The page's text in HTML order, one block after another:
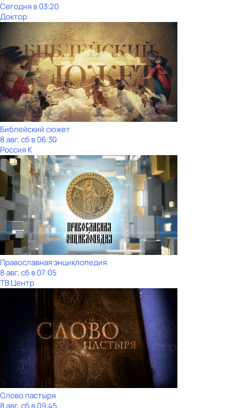
Сегодня в 03:20
Доктор
Библейский сюжет
8 авг, сб в 06:30
Россия К
Православная энциклопедия
8 авг, сб в 07:05
ТВ Центр
Слово пастыря
8 авг, сб в 09:45